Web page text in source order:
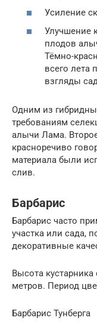
Усиление
Улучшение
плодов
Тёмно-
всего лета
взгляды
Одним из
требованиям
алычи Лама.
красноречиво
материала были
слив.
Барбарис
Барбарис часто
участка или сада,
декоративные
Высота
метров. Период
Барбарис Тунберга